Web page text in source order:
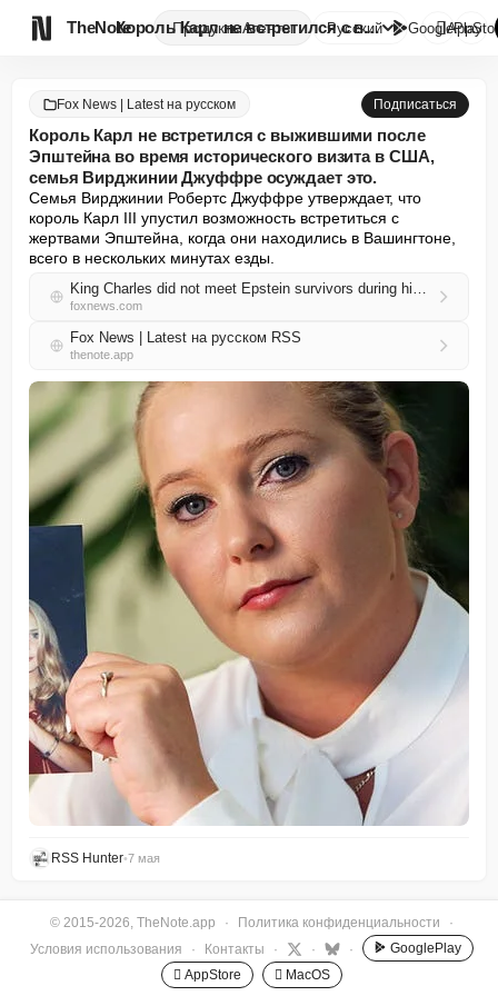
TheNote ПродуктыАгенты Король Карл не встретился с вы...
Русский GooglePlay

Fox News | Latest на русском Подписаться
Король Карл не встретился с выжившими после
Эпштейна во время исторического визита в США,
семья Вирджинии Джуффре осуждает это.
Семья Вирджинии Робертс Джуффре утверждает, что
король Карл III упустил возможность встретиться с
жертвами Эпштейна, когда они находились в Вашингтоне,
всего в нескольких минутах езды.
King Charles did not meet Epstein survivors during historic US visit, Virginia Giuffre's family calls it out
foxnews.com
Fox News | Latest на русском RSS
thenote.app
RSS Hunter•7 мая
© 2015-2026, TheNote.app · Политика конфиденциальности
·
Условия использования
· Контакты · · ·
GooglePlay
 AppStore
 MacOS